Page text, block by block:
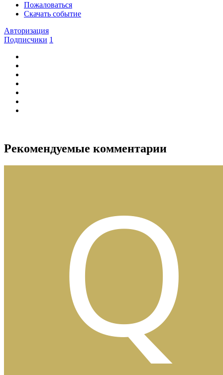
Пожаловаться
Скачать событие
Авторизация
Подписчики 1
Рекомендуемые комментарии